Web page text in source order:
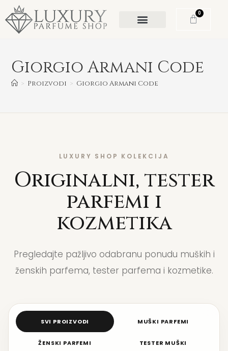
0
Giorgio Armani Code
> Proizvodi > Giorgio Armani Code
LUXURY SHOP KOLEKCIJA
Originalni, tester
parfemi i
kozmetika
Pregledajte pažljivo odabranu ponudu muških i
ženskih parfema, tester parfema i kozmetike.
SVI PROIZVODI MUŠKI PARFEMI
ŽENSKI PARFEMI TESTER MUŠKI